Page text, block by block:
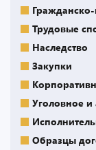
Трудовые
Наследство
Закупки
Уголовное и
Образцы